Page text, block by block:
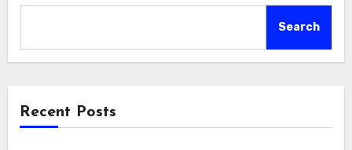
Search
Recent Posts